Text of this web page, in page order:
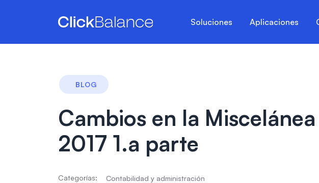
Soluciones Aplicaciones
BLOG
Cambios en la
2017 1.a parte
Categorías: Contabilidad y administración